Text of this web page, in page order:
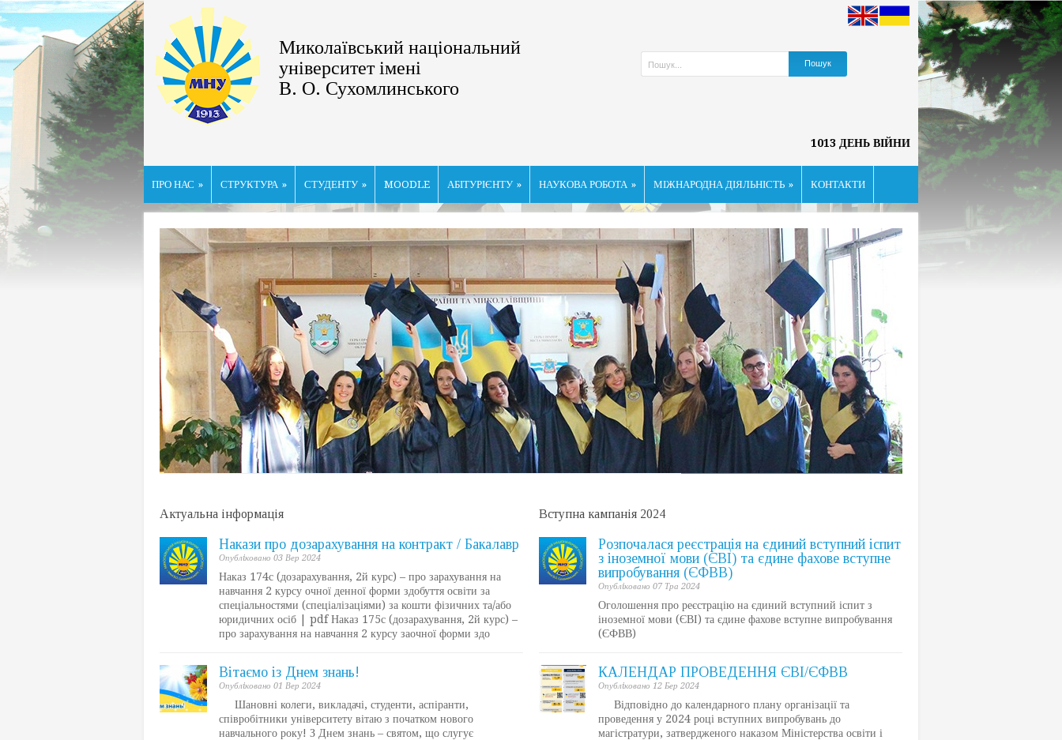
Миколаївський національний
університет імені
В. О. Сухомлинського
1013 ДЕНЬ ВІЙНИ
ПРО НАС » СТРУКТУРА » СТУДЕНТУ » MOODLE АБІТУРІЄНТУ » НАУКОВА РОБОТА » МІЖНАРОДНА ДІЯЛЬНІСТЬ » КОНТАКТИ
Актуальна інформація
Накази про дозарахування на контракт / Бакалавр
Опублiковано 03 Вер 2024
Наказ 174с (дозарахування, 2й курс) – про зарахування на
навчання 2 курсу очної денної форми здобуття освіти за
спеціальностями (спеціалізаціями) за кошти фізичних та/або
юридичних осіб | pdf Наказ 175с (дозарахування, 2й курс) –
про зарахування на навчання 2 курсу заочної форми здо
Вітаємо із Днем знань!
Опублiковано 01 Вер 2024
Шановні колеги, викладачі, студенти, аспіранти,
співробітники університету вітаю з початком нового
навчального року! З Днем знань ‒ святом, що слугує
Вступна кампанія 2024
Розпочалася реєстрація на єдиний вступний іспит
з іноземної мови (ЄВІ) та єдине фахове вступне
випробування (ЄФВВ)
Опублiковано 07 Тра 2024
Оголошення про реєстрацію на єдиний вступний іспит з
іноземної мови (ЄВІ) та єдине фахове вступне випробування
(ЄФВВ)
КАЛЕНДАР ПРОВЕДЕННЯ ЄВІ/ЄФВВ
Опублiковано 12 Бер 2024
Відповідно до календарного плану організації та
проведення у 2024 році вступних випробувань до
магістратури, затвердженого наказом Міністерства освіти і